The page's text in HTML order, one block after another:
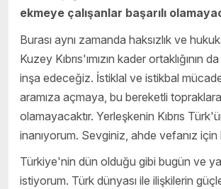
ekmeye çalışanlar başarılı
Burası aynı zamanda haksızlık ve
Kuzey Kıbrıs'ımızın kader
inşa edeceğiz. İstiklal ve istikbal
aramıza açmaya, bu bereketli
olamayacaktır. Yerleşkenin Kıbrıs
inanıyorum. Sevginiz, ahde vefanız
Türkiye'nin dün olduğu gibi bugün ve
istiyorum. Türk dünyası ile ilişkilerin